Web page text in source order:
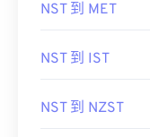
NST 到 MET
NST 到 IST
NST 到 NZST